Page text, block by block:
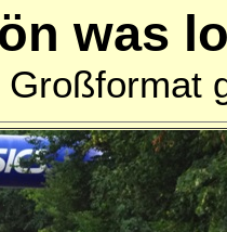
was
Großformat